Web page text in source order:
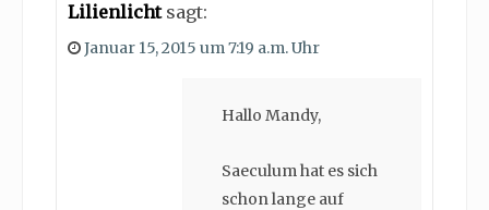
Lilienlicht sagt:
Januar 15, 2015 um 7:19 a.m. Uhr
Hallo Mandy,
Saeculum hat es sich
schon lange auf